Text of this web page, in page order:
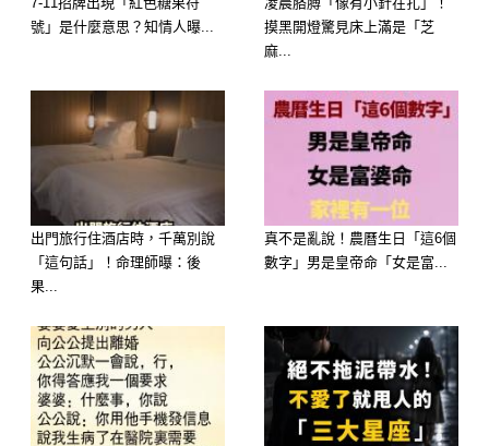
有很強的「長輩緣」或「主管緣」，妳
妳掃平障礙。
選擇 B：蛤蜊冬瓜湯 ——【福報：財
路大開，意外驚喜】
性格： 妳追求平衡，心思細膩且觀察
力強，總能發現別人忽略的細節。
2026 運勢： 選這碗湯代表妳的財運是
號」是什麼意思？知情人曝...
摸黑開燈驚見床上滿是「芝
麻...
出門旅行住酒店時，千萬別說
「這句話」！命理師曝：後
果...
真不是亂說！農曆生日「這6個
數字」男是皇帝命「女是富...